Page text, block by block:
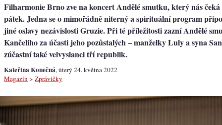
Filharmonie Brno zve na koncert Andělé smutku, který nás
pátek. Jedna se o mimořádně niterný a spirituální program
jiné oslavy nezávislosti Gruzie. Při té příležitosti zazní Andělé
Kančeliho za účasti jeho pozůstalých – manželky Luly a syna
zúčastní také velvyslanci tří republik.
Kateřina Konečná, úterý 24. května 2022
Magazín > Zprávičky